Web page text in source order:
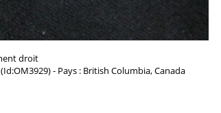
droit
- Pays : British Columbia, Canada